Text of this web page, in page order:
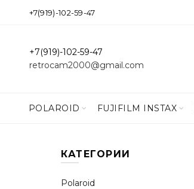
+7(919)-102-59-47
+7(919)-102-59-47
retrocam2000@gmail.com
POLAROID FUJIFILM INSTAX
КАТЕГОРИИ
Polaroid